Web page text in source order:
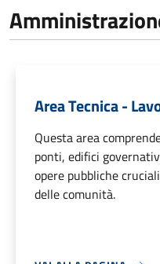
Area Tecnica -
Questa area
ponti, edifici
opere pubbliche
delle comunità.